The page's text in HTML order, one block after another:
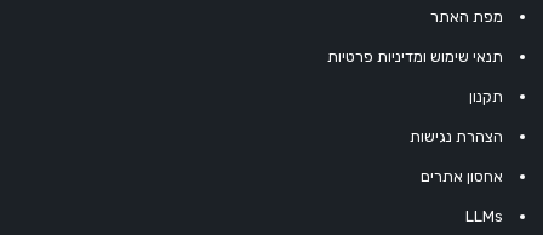
מפת האתר
תנאי שימוש ומדיניות פרטיות
תקנון
הצהרת נגישות
אחסון אתרים
LLMs